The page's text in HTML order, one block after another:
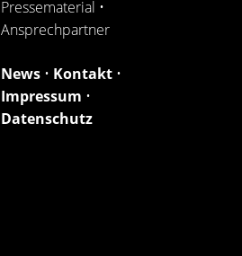
Pressematerial •
Ansprechpartner
News • Kontakt •
Impressum •
Datenschutz